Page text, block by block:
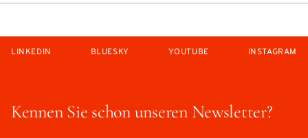
Kennen Sie schon unseren Newsletter?
LINKEDIN BLUESKY YOUTUBE INSTAGRAM